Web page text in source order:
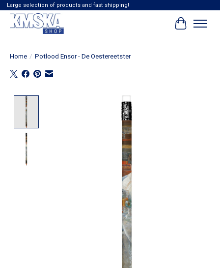
Large selection of products and fast shipping!
Home / Potlood Ensor - De Oestereetster
Product image slideshow Items